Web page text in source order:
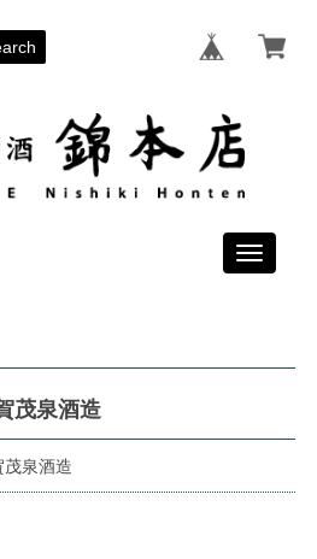
Toggle
茂泉酒造
茂泉酒造